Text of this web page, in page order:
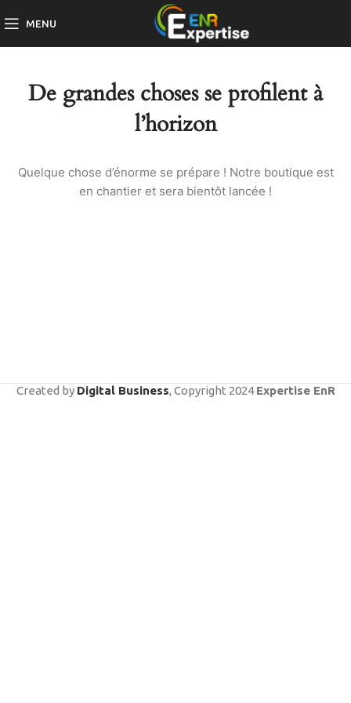
MENU
De grandes choses se profilent à
l’horizon
Quelque chose d’énorme se prépare ! Notre boutique est
en chantier et sera bientôt lancée !
Created by Digital Business, Copyright 2024 Expertise EnR